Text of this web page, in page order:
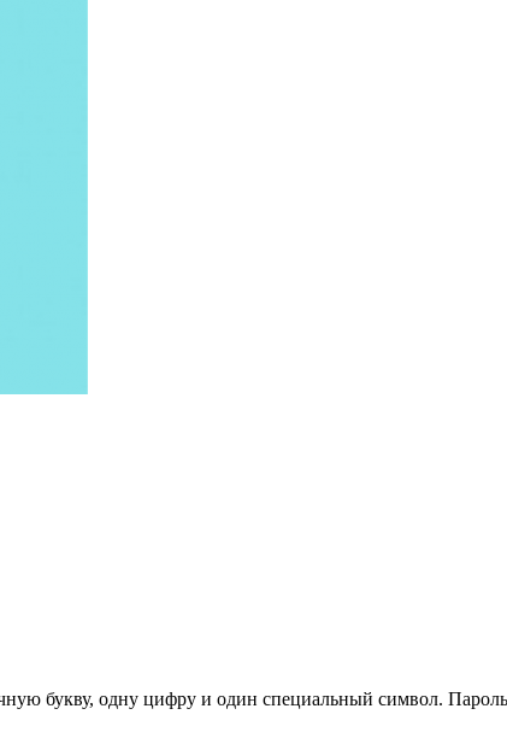
букву, одну цифру и один специальный символ.